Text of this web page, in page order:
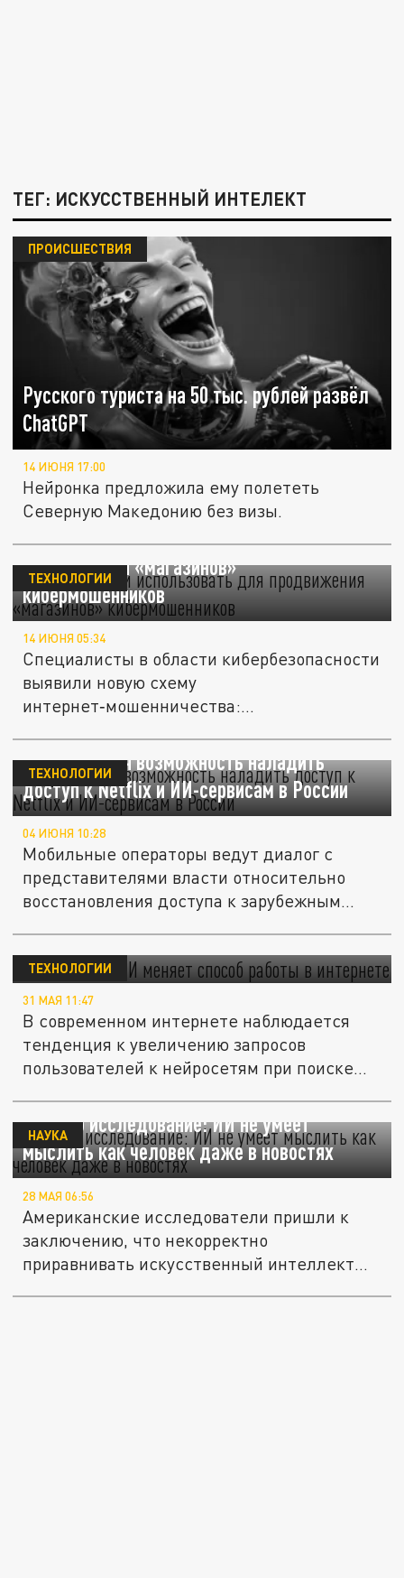
ТЕГ: ИСКУССТВЕННЫЙ ИНТЕЛЕКТ
Русского туриста на 50 тыс. рублей развёл
ChatGPT
ПРОИСШЕСТВИЯ
14 ИЮНЯ 17:00
Нейронка предложила ему полететь
Северную Македонию без визы.
ChatGPT стали использовать для
продвижения «магазинов»
кибермошенников
ТЕХНОЛОГИИ
14 ИЮНЯ 05:34
Специалисты в области кибербезопасности
выявили новую схему
интернет‑мошенничества:
Обсуждается возможность наладить
доступ к Netflix и ИИ-сервисам в России
ТЕХНОЛОГИИ
04 ИЮНЯ 10:28
Мобильные операторы ведут диалог с
представителями власти относительно
восстановления доступа к зарубежным...
«Известия»: ИИ меняет способ работы в
интернете
ТЕХНОЛОГИИ
31 МАЯ 11:47
В современном интернете наблюдается
тенденция к увеличению запросов
пользователей к нейросетям при поиске...
Прошло исследование: ИИ не умеет
мыслить как человек даже в новостях
НАУКА
28 МАЯ 06:56
Американские исследователи пришли к
заключению, что некорректно
приравнивать искусственный интеллект